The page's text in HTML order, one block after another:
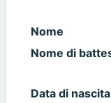
Nome
Nome di
Data di nascita